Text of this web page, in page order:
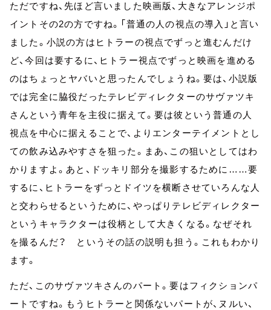
ただですね、先ほど言いました映画版、大きなアレンジポ
イントその2の方ですね。「普通の人の視点の導入」と言い
ました。小説の方はヒトラーの視点でずっと進むんだけ
ど、今回は要するに、ヒトラー視点でずっと映画を進める
のはちょっとヤバいと思ったんでしょうね。要は、小説版
では完全に脇役だったテレビディレクターのサヴァツキ
さんという青年を主役に据えて。要は彼という普通の人
視点を中心に据えることで、よりエンターテイメントとし
ての飲み込みやすさを狙った。まあ、この狙いとしてはわ
かりますよ。あと、ドッキリ部分を撮影するために……要
するに、ヒトラーをずっとドイツを横断させていろんな人
と交わらせるというために、やっぱりテレビディレクター
というキャラクターは役柄として大きくなる。なぜそれ
を撮るんだ？ というその話の説明も担う。これもわかり
ます。
ただ、このサヴァツキさんのパート。要はフィクションパ
ートですね。もうヒトラーと関係ないパートが、ヌルい、